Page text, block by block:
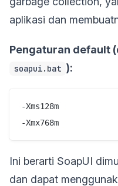
aplikasi dan
Pengaturan default
soapui.bat ):
-Xms128m
Ini berarti SoapUI
dan dapat